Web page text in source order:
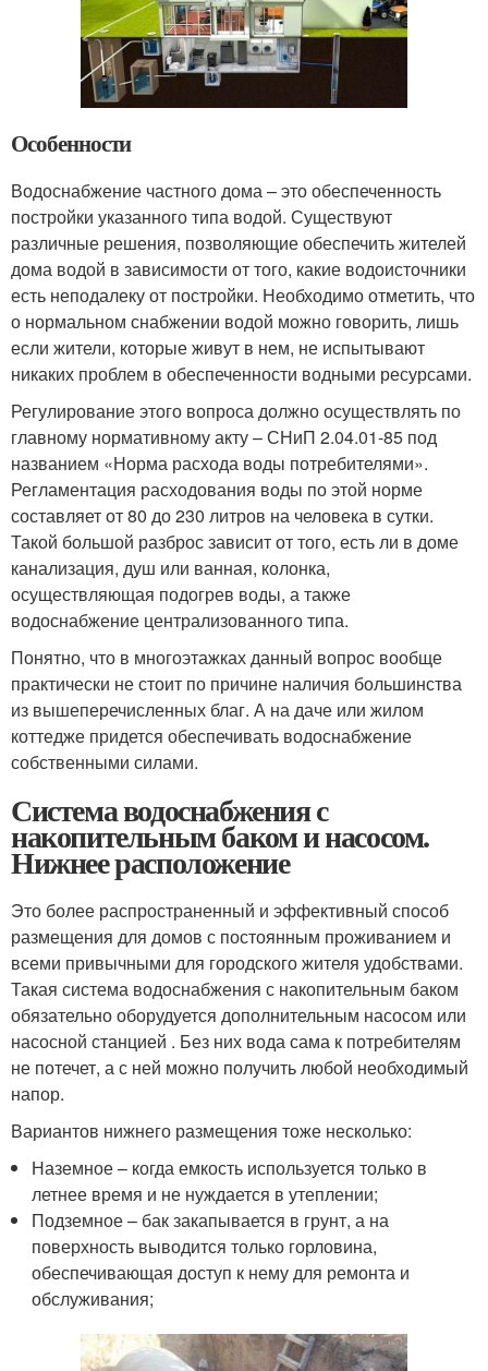
Особенности
Водоснабжение частного дома – это обеспеченность
постройки указанного типа водой. Существуют
различные решения, позволяющие обеспечить жителей
дома водой в зависимости от того, какие водоисточники
есть неподалеку от постройки. Необходимо отметить, что
о нормальном снабжении водой можно говорить, лишь
если жители, которые живут в нем, не испытывают
никаких проблем в обеспеченности водными ресурсами.
Регулирование этого вопроса должно осуществлять по
главному нормативному акту – СНиП 2.04.01-85 под
названием «Норма расхода воды потребителями».
Регламентация расходования воды по этой норме
составляет от 80 до 230 литров на человека в сутки.
Такой большой разброс зависит от того, есть ли в доме
канализация, душ или ванная, колонка,
осуществляющая подогрев воды, а также
водоснабжение централизованного типа.
Понятно, что в многоэтажках данный вопрос вообще
практически не стоит по причине наличия большинства
из вышеперечисленных благ. А на даче или жилом
коттедже придется обеспечивать водоснабжение
собственными силами.
Система водоснабжения с
накопительным баком и насосом.
Нижнее расположение
Это более распространенный и эффективный способ
размещения для домов с постоянным проживанием и
всеми привычными для городского жителя удобствами.
Такая система водоснабжения с накопительным баком
обязательно оборудуется дополнительным насосом или
насосной станцией . Без них вода сама к потребителям
не потечет, а с ней можно получить любой необходимый
напор.
Вариантов нижнего размещения тоже несколько:
Наземное – когда емкость используется только в
летнее время и не нуждается в утеплении;
Подземное – бак закапывается в грунт, а на
поверхность выводится только горловина,
обеспечивающая доступ к нему для ремонта и
обслуживания;